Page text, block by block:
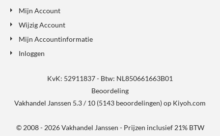
Mijn Account
Wijzig Account
Mijn Accountinformatie
Inloggen
KvK: 52911837 - Btw: NL850661663B01
Beoordeling
Vakhandel Janssen 5.3/10 (5143 beoordelingen) op Kiyoh.com
© 2008 - 2026 Vakhandel Janssen - Prijzen inclusief 21% BTW